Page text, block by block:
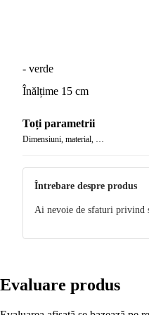
- verde
Înălțime 15 cm
Toți parametrii
Dimensiuni, material, …
Întrebare despre produs
Ai nevoie de sfaturi privind
Evaluare produs